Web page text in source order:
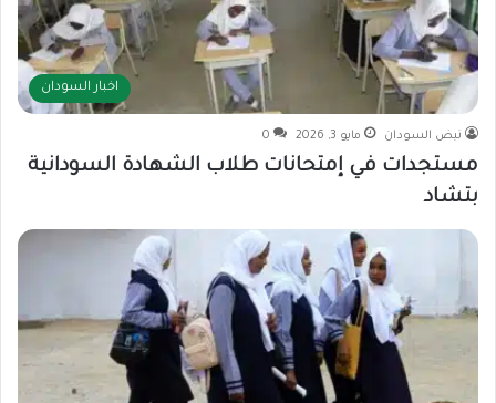
اخبار السودان
نبض السودان مايو 3, 2026 0
مستجدات في إمتحانات طلاب الشهادة السودانية
بتشاد